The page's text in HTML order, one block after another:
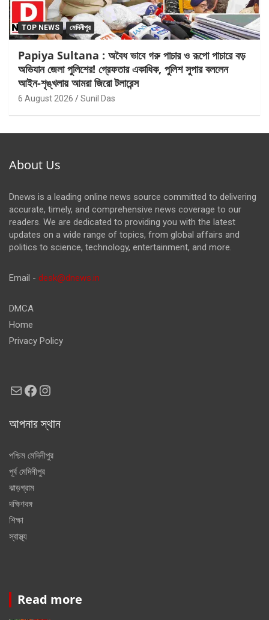
TOP NEWS মেদিনীপুর
Papiya Sultana : অবৈধ ভাবে গরু পাচার ও রূপো পাচারে বড়
অভিযান জেলা পুলিশের! গ্রেফতার একাধিক, পুলিশ সুপার বললেন
আইন-শৃঙ্খলায় আমরা জিরো টলারেন্স
6 August 2026 Sunil Das
About Us
Dnews is a leading online news source committed to delivering
accurate, timely, and comprehensive news coverage to our
readers. We are dedicated to providing you with the latest
updates on a wide range of topics, from global affairs and
politics to science, technology, entertainment, and more.
Email - desk@dnews.in
DMCA
Home
Privacy Policy
MailFacebook
Instagram
আপনার স্থান
পশ্চিম মেদিনীপুর
পূর্ব মেদিনীপুর
ঝাড়গ্রাম
দক্ষিণবঙ্গ
শিক্ষা
স্বাস্থ্য
Read more